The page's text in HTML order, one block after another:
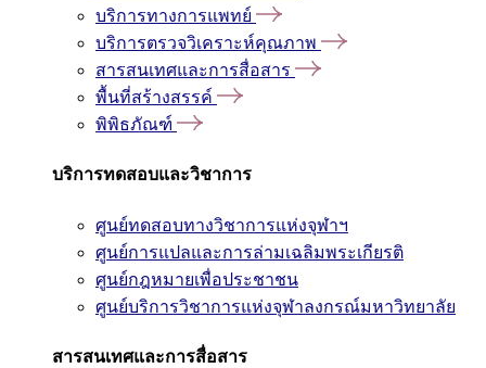
บริการทางการแพทย์
บริการตรวจวิเคราะห์คุณภาพ
สารสนเทศและการสื่อสาร
พื้นที่สร้างสรรค์
พิพิธภัณฑ์
บริการทดสอบและวิชาการ
ศูนย์ทดสอบทางวิชาการแห่งจุฬาฯ
ศูนย์การแปลและการล่ามเฉลิมพระเกียรติ
ศูนย์กฎหมายเพื่อประชาชน
ศูนย์บริการวิชาการแห่งจุฬาลงกรณ์มหาวิทยาลัย
สารสนเทศและการสื่อสาร